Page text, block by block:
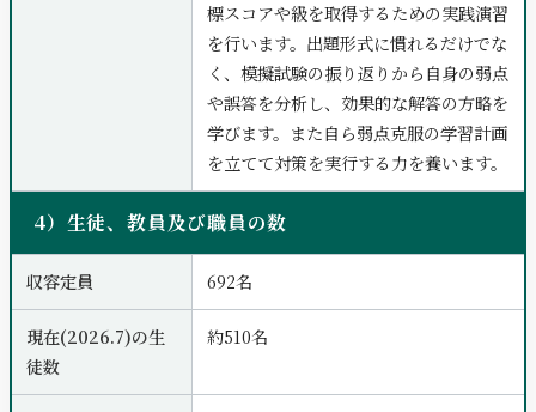
標スコアや級を取得するための実践演習
を行います。出題形式に慣れるだけでな
く、模擬試験の振り返りから自身の弱点
や誤答を分析し、効果的な解答の方略を
学びます。また自ら弱点克服の学習計画
を立てて対策を実行する力を養います。
4）生徒、教員及び職員の数
収容定員 692名
現在(2026.7)の生
徒数
約510名